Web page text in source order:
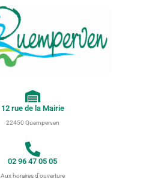
12 rue de la Mairie
22450 Quemperven
02 96 47 05 05
Aux horaires d'ouverture